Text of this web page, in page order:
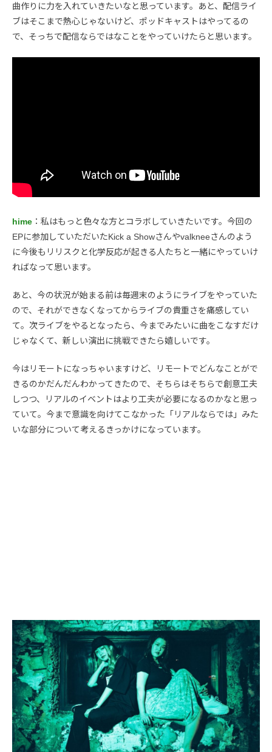
曲作りに力を入れていきたいなと思っています。あと、配信ライ
ブはそこまで熱心じゃないけど、ポッドキャストはやってるの
で、そっちで配信ならではなことをやっていけたらと思います。
hime ：私はもっと色々な方とコラボしていきたいです。今回の
EPに参加していただいたKick a Showさんやvalkneeさんのよう
に今後もリリスクと化学反応が起きる人たちと一緒にやっていけ
ればなって思います。
あと、今の状況が始まる前は毎週末のようにライブをやっていた
ので、それができなくなってからライブの貴重さを痛感してい
て。次ライブをやるとなったら、今までみたいに曲をこなすだけ
じゃなくて、新しい演出に挑戦できたら嬉しいです。
今はリモートになっちゃいますけど、リモートでどんなことがで
きるのかだんだんわかってきたので、そちらはそちらで創意工夫
しつつ、リアルのイベントはより工夫が必要になるのかなと思っ
ていて。今まで意識を向けてこなかった「リアルならでは」みた
いな部分について考えるきっかけになっています。